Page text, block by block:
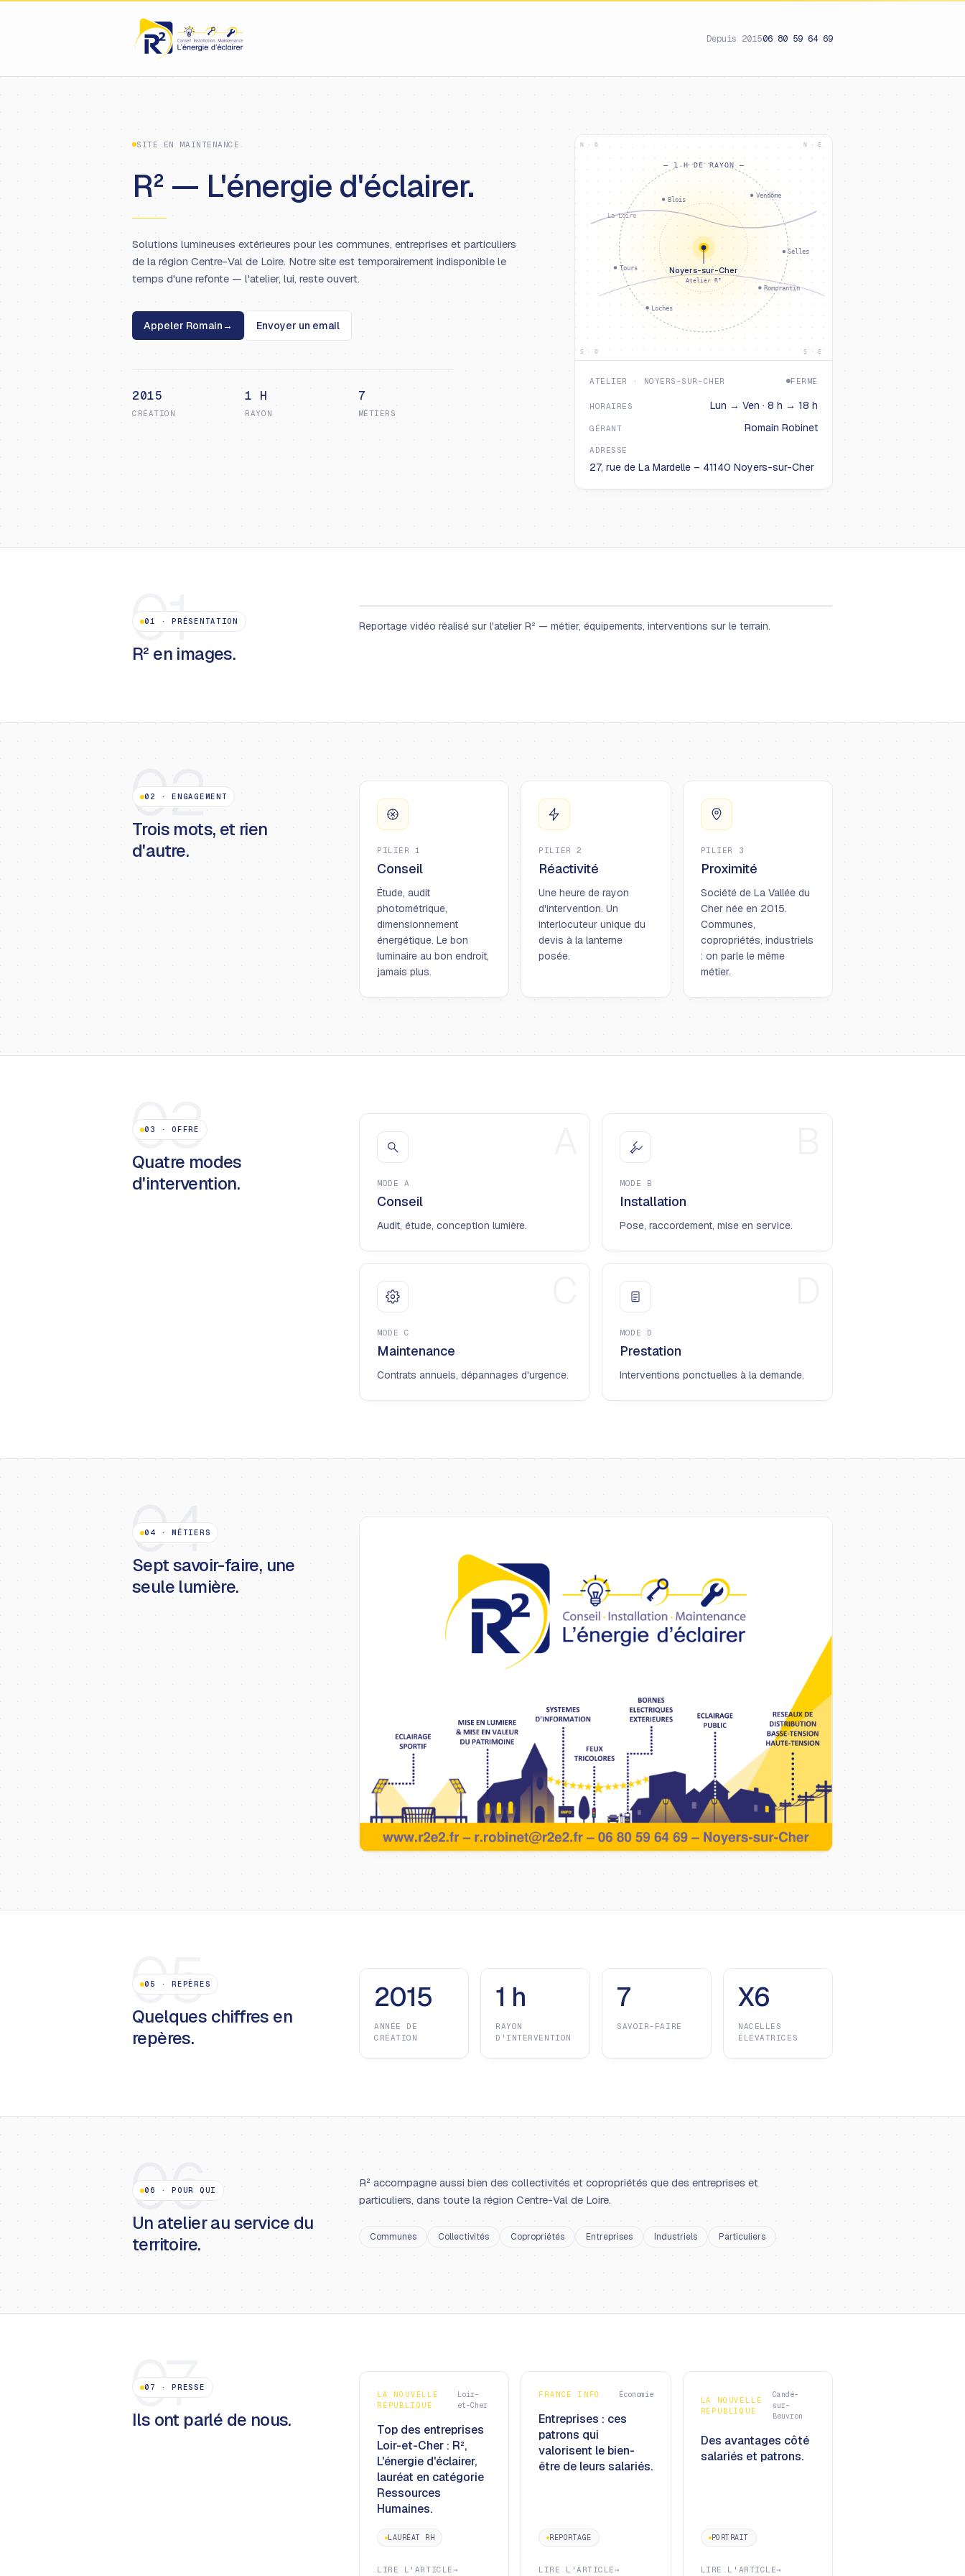
Depuis 201506 80 59 64 69
SITE EN MAINTENANCE
R² — L'énergie d'éclairer.
Solutions lumineuses extérieures pour les communes, entreprises et particuliers
de la région Centre-Val de Loire. Notre site est temporairement indisponible le
temps d'une refonte — l'atelier, lui, reste ouvert.
Appeler Romain→ Envoyer un email
2015
CRÉATION
1 H
RAYON
7
MÉTIERS
La Loire
Blois
Tours
Vendôme
Romorantin
Loches
Selles
Noyers-sur-Cher
Atelier R²
— 1 H DE RAYON —
N · O N · E
S · O S · E
ATELIER · NOYERS-SUR-CHER FERMÉ
HORAIRES Lun → Ven · 8 h → 18 h
GÉRANT Romain Robinet
ADRESSE
27, rue de La Mardelle – 41140 Noyers-sur-Cher
01
01 ·PRÉSENTATION
R² en images.
Reportage vidéo réalisé sur l'atelier R² — métier, équipements, interventions sur le terrain.
02
02 ·ENGAGEMENT
Trois mots, et rien
d'autre.
PILIER 1
Conseil
Étude, audit
photométrique,
dimensionnement
énergétique. Le bon
luminaire au bon endroit,
jamais plus.
PILIER 2
Réactivité
Une heure de rayon
d'intervention. Un
interlocuteur unique du
devis à la lanterne
posée.
PILIER 3
Proximité
Société de La Vallée du
Cher née en 2015.
Communes,
copropriétés, industriels
: on parle le même
métier.
03
03 ·OFFRE
Quatre modes
d'intervention.
MODE A
Conseil
Audit, étude, conception lumière.
MODE B
Installation
Pose, raccordement, mise en service.
MODE C
Maintenance
Contrats annuels, dépannages d'urgence.
MODE D
Prestation
Interventions ponctuelles à la demande.
04
04 ·MÉTIERS
Sept savoir-faire, une
seule lumière.
05
05 ·REPÈRES
Quelques chiffres en
repères.
2015
ANNÉE DE
CRÉATION
1 h
RAYON
D'INTERVENTION
7
SAVOIR-FAIRE
X6
NACELLES
ÉLÉVATRICES
06
06 ·POUR QUI
Un atelier au service du
territoire.
R² accompagne aussi bien des collectivités et copropriétés que des entreprises et
particuliers, dans toute la région Centre-Val de Loire.
Communes Collectivités Copropriétés Entreprises Industriels Particuliers
07
07 ·PRESSE
Ils ont parlé de nous.
LA NOUVELLE
RÉPUBLIQUE
Loir-
et-Cher
Top des entreprises
Loir-et-Cher : R²,
L'énergie d'éclairer,
lauréat en catégorie
Ressources
Humaines.
LAURÉAT RH
LIRE L'ARTICLE→
FRANCE INFO Économie
Entreprises : ces
patrons qui
valorisent le bien-
être de leurs salariés.
REPORTAGE
LIRE L'ARTICLE→
LA NOUVELLE
RÉPUBLIQUE
Candé-
sur-
Beuvron
Des avantages côté
salariés et patrons.
PORTRAIT
LIRE L'ARTICLE→